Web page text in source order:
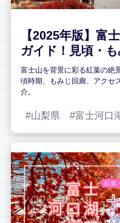
【2025年版】富
ガイド！見頃・
富士山を背景に彩る紅葉の絶
頃時期、もみじ回廊、アクセ
介。
山梨県 富士河口